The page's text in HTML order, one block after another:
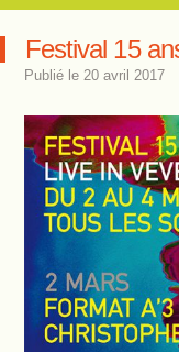
Festival 15
Publié le 20 avril 2017